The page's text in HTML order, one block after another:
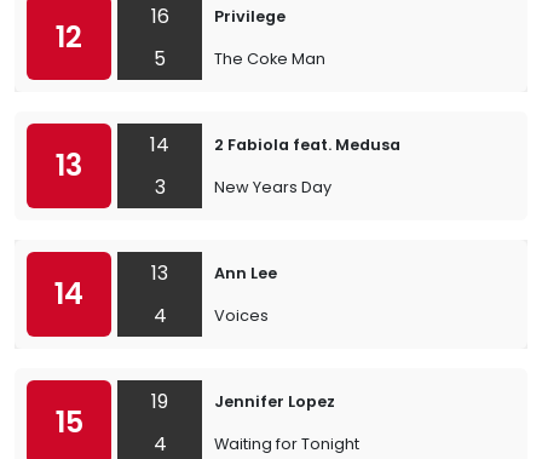
12
16
5
Privilege
The Coke Man
13
14
3
2 Fabiola feat. Medusa
New Years Day
14
13
4
Ann Lee
Voices
15
19
4
Jennifer Lopez
Waiting for Tonight